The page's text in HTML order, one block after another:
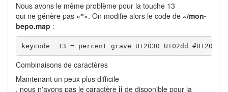
Nous avons le même problème pour la touche 13
qui ne génère pas «″». On modifie alors le code de ~/mon-
bepo.map :
keycode  13 = percent grave U+2030 U+02dd #U+2033
Combinaisons de caractères
Maintenant un peux plus difficile
, nous n'avons pas le caractère ĳ de disponible pour la